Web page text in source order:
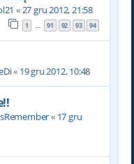
«27 gru 2012, 21:58
1 … 91 92 93 94
« 19 gru 2012, 10:48
« 17 gru